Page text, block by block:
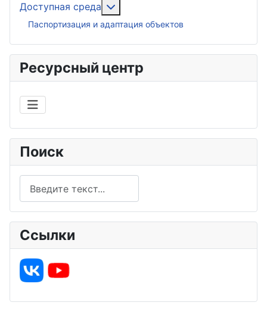
Доступная среда
Паспортизация и адаптация объектов
Ресурсный центр
Поиск
Ссылки